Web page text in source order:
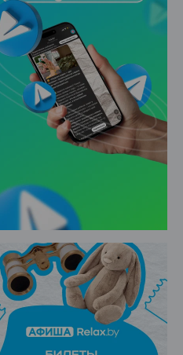
ЭФФЕКТИВНАЯ РЕКЛАМА НА САЙТЕ